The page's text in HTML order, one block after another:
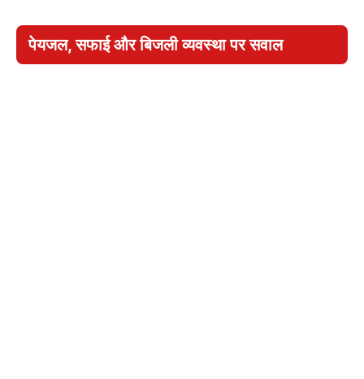
पेयजल, सफाई और बिजली व्यवस्था पर सवाल